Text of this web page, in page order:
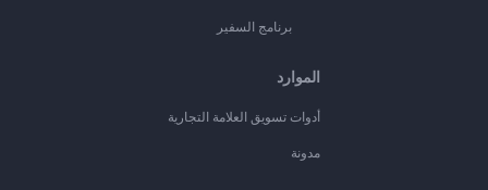
برنامج السفير
الموارد
أدوات تسويق العلامة التجارية
مدونة